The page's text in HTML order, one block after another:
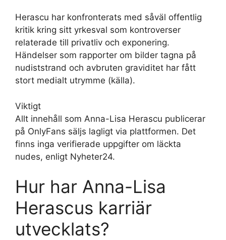
Herascu har konfronterats med såväl offentlig
kritik kring sitt yrkesval som kontroverser
relaterade till privatliv och exponering.
Händelser som rapporter om bilder tagna på
nudiststrand och avbruten graviditet har fått
stort medialt utrymme (källa).
Viktigt
Allt innehåll som Anna-Lisa Herascu publicerar
på OnlyFans säljs lagligt via plattformen. Det
finns inga verifierade uppgifter om läckta
nudes, enligt Nyheter24.
Hur har Anna-Lisa
Herascus karriär
utvecklats?